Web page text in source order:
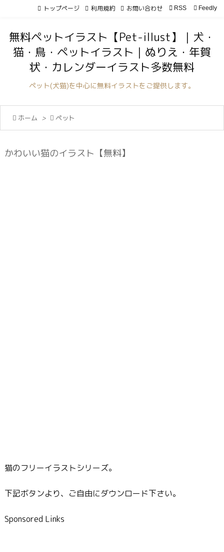


サイド

トップページ 利用規約 お問い合わせ  RSS Feedly
無料ペットイラスト【Pet-illust】｜犬・
猫・鳥・ペットイラスト｜ぬりえ・年賀
状・カレンダーイラスト多数無料
ペット(犬猫)を中心に無料イラストをご提供します。
 ホーム >  ペット
かわいい猫のイラスト【無料】
猫のフリーイラストシリーズ。
下記ボタンより、ご自由にダウンロード下さい。
Sponsored Links